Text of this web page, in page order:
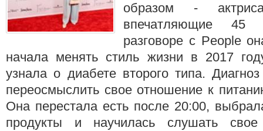
образом -
впечатляющие 45
разговоре с People
начала менять стиль жизни в 2017
узнала о диабете второго типа. Диагноз
переосмыслить свое отношение к
Она перестала есть после 20:00,
продукты и научилась слушать свое